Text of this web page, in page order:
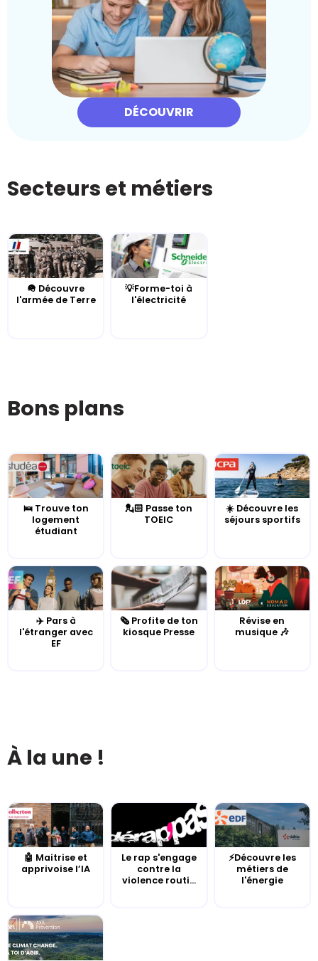
DÉCOUVRIR
Secteurs et métiers
🪖 Découvre
l'armée de Terre
💡Forme-toi à
l'électricité
Bons plans
🛌 Trouve ton
logement
étudiant
💂🏻 Passe ton
TOEIC
☀️ Découvre les
séjours sportifs
✈️ Pars à
l'étranger avec
EF
🗞️ Profite de ton
kiosque Presse
Révise en
musique 🎶
À la une !
🤖 Maitrise et
apprivoise l’IA
Le rap s'engage
contre la
violence routi...
⚡Découvre les
métiers de
l'énergie